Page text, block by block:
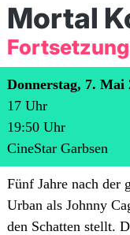
Mortal
Donnerstag, 7. Mai
17 Uhr
19:50 Uhr
CineStar Garbsen
Fünf Jahre nach der
Urban als Johnny
den Schatten stellt.